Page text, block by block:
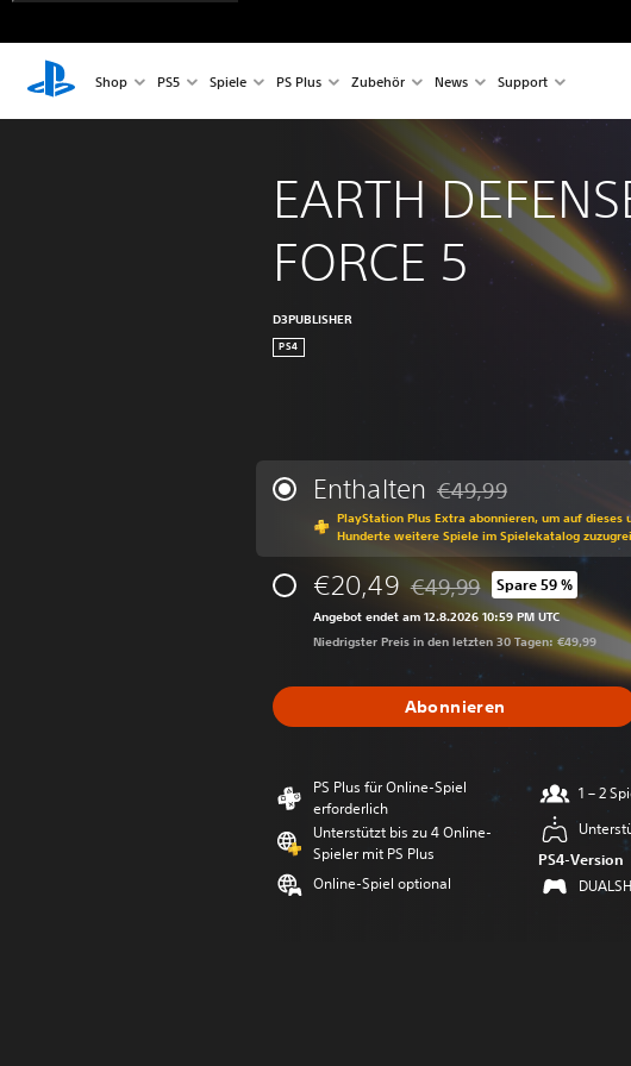
Shop PS5 Spiele PS Plus Zubehör News Support
EARTH
FORCE 5
D3PUBLISHER
PS4
Enthalten Preisnachlass
€49,99
PlayStation Plus Extra abonnieren, um auf dieses
Hunderte weitere Spiele im Spielekatalog
€20,49 Preisnachlass gegenüber
€49,99 Spare 59 %
Angebot endet am 12.8.2026 10:59 PM UTC
Niedrigster Preis in den letzten 30 Tagen: €49,99
Abonnieren
PS Plus für Online-Spiel
erforderlich
Unterstützt bis zu 4 Online-
Spieler mit PS Plus
Online-Spiel optional
1 – 2
PS4-Version